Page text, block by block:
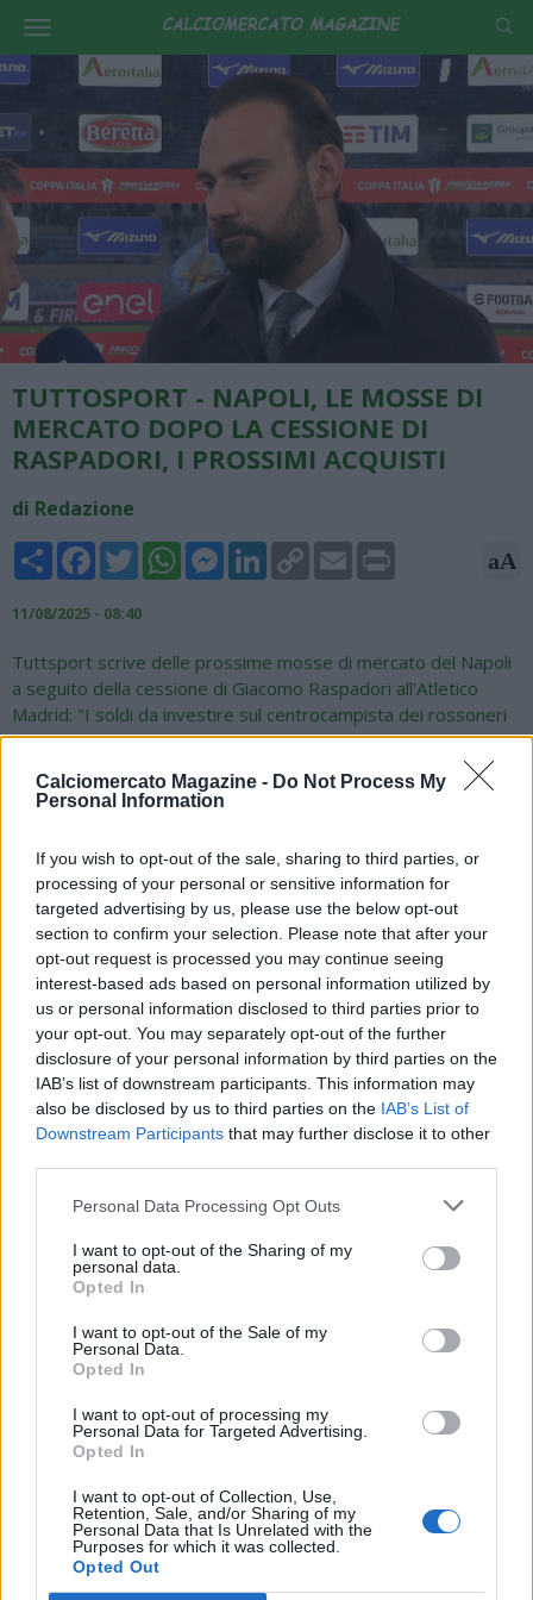
Calciomercato Magazine - Do Not Process My
Personal Information
If you wish to opt-out of the sale, sharing to third parties, or
processing of your personal or sensitive information for
targeted advertising by us, please use the below opt-out
section to confirm your selection. Please note that after your
opt-out request is processed you may continue seeing
interest-based ads based on personal information utilized by
us or personal information disclosed to third parties prior to
your opt-out. You may separately opt-out of the further
disclosure of your personal information by third parties on the
IAB’s list of downstream participants. This information may
also be disclosed by us to third parties on the IAB’s List of
Downstream Participants that may further disclose it to other
Personal Data Processing Opt Outs
I want to opt-out of the Sharing of my
personal data.
Opted In
I want to opt-out of the Sale of my
Personal Data.
Opted In
I want to opt-out of processing my
Personal Data for Targeted Advertising.
Opted In
I want to opt-out of Collection, Use,
Retention, Sale, and/or Sharing of my
Personal Data that Is Unrelated with the
Purposes for which it was collected.
Opted Out
TUTTOSPORT - NAPOLI, LE MOSSE DI
MERCATO DOPO LA CESSIONE DI
RASPADORI, I PROSSIMI ACQUISTI
di Redazione
Share FacebookTwitterWhatsAppMessengerLinkedInCopy
Link
Email aA
11/08/2025 - 08:40
Tuttsport scrive delle prossime mosse di mercato del Napoli
a seguito della cessione di Giacomo Raspadori all'Atletico
Madrid: "I soldi da investire sul centrocampista dei rossoneri
sono proprio quelli che entrano nelle casse dalla cessione di
destinazione all’Atletico Madrid. Napoli molto attivo anche sui
dettagli e poi verranno fissate le visite mediche. Si guarda in
Spagna anche per l'altro esterno di difesa che serve come
ricambio di Di Lorenzo: piace sempre tanto Juanlu Sanchez, il
problema è che per lui il Siviglia continua a sparare alto
chiedendo 20 milioni di euro e così la trattativa non riesce a
entrare nel vivo".
VAI ALLA VERSIONE CLASSICA
Il materiale (testo, foto e video) consultabile in questo portale è di nostra proprietà.
Alcune foto (screenshot) ed articoli presenti su "Calciomercato Magazine" sono in parte
giunti da internet, in quanto arrivati alla nostra attenzione attraverso regolari
comunicati stampa con immagini e testi allegati ed autorizzati alla pubblicazione, e